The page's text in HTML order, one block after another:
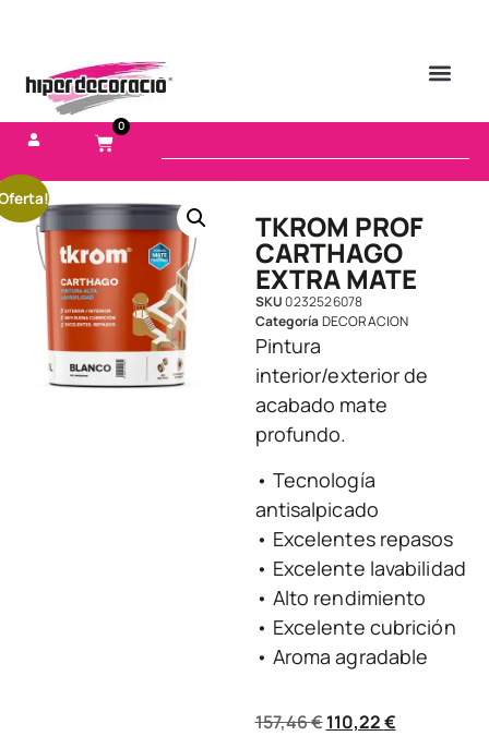
0
TKROM PROF
CARTHAGO
EXTRA MATE
SKU0232526078
CategoríaDECORACION
Pintura
interior/exterior de
acabado mate
profundo.
• Tecnología
antisalpicado
• Excelentes repasos
• Excelente lavabilidad
• Alto rendimiento
• Excelente cubrición
• Aroma agradable
157,46€ 110,22€